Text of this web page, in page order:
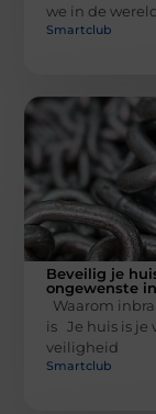
we in de
Smartclub
Beveilig je
ongewenste
Waarom
is Je huis is je
veiligheid
Smartclub